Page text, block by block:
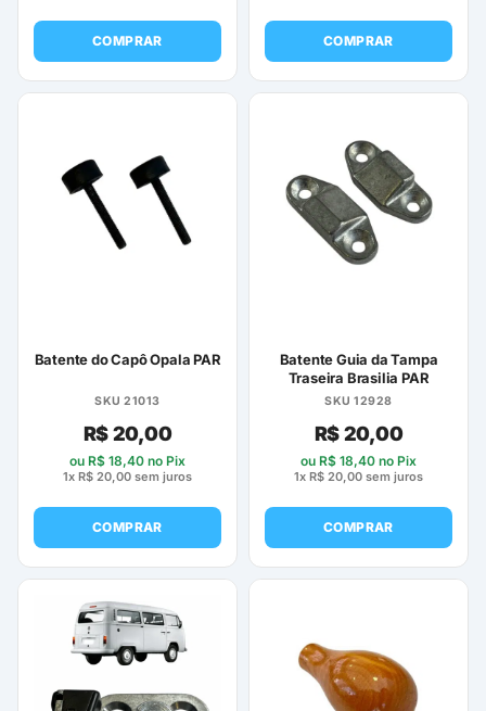
COMPRAR COMPRAR
Batente do Capô Opala PAR
SKU 21013
R$20,00
ou R$ 18,40 no Pix
1x R$ 20,00 sem juros
COMPRAR
Batente Guia da Tampa
Traseira Brasilia PAR
SKU 12928
R$20,00
ou R$ 18,40 no Pix
1x R$ 20,00 sem juros
COMPRAR